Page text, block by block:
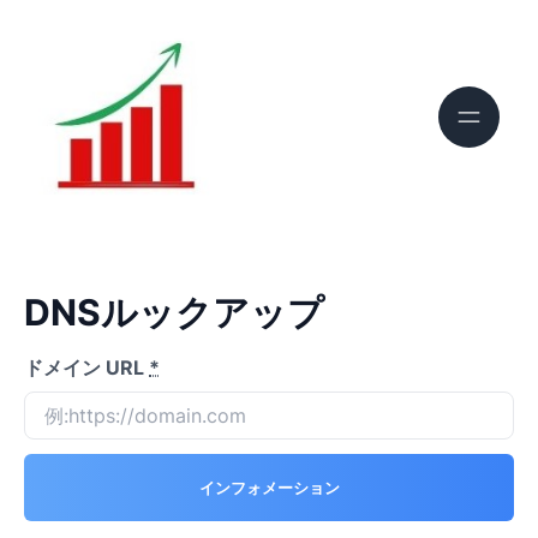
DNSルックアップ
ドメイン URL *
インフォメーション